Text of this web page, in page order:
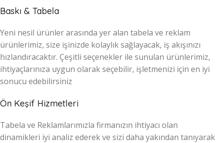
Baskı & Tabela
Yeni nesil ürünler arasında yer alan tabela ve reklam
ürünlerimiz, size işinizde kolaylık sağlayacak, iş akışınızı
hızlandıracaktır. Çeşitli seçenekler ile sunulan ürünlerimiz,
ihtiyaçlarınıza uygun olarak seçebilir, işletmenizi için en iyi
sonucu edebilirsiniz
Ön Keşif Hizmetleri
Tabela ve Reklamlarımızla firmanızın ihtiyacı olan
dinamikleri iyi analiz ederek ve sizi daha yakından tanıyarak